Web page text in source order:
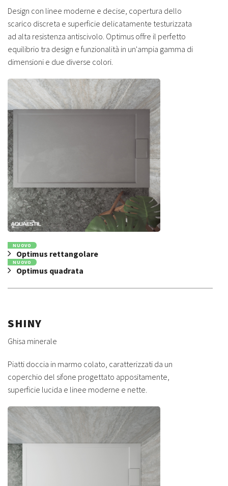
Design con linee moderne e decise, copertura dello
scarico discreta e superficie delicatamente testurizzata
ad alta resistenza antiscivolo. Optimus offre il perfetto
equilibrio tra design e funzionalità in un'ampia gamma di
dimensioni e due diverse colori.
NUOVO
Optimus rettangolare
NUOVO
Optimus quadrata
SHINY
Ghisa minerale
Piatti doccia in marmo colato, caratterizzati da un
coperchio del sifone progettato appositamente,
superficie lucida e linee moderne e nette.